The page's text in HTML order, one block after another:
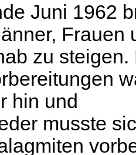
Juni 1962
Frauen
zu
hin und
musste